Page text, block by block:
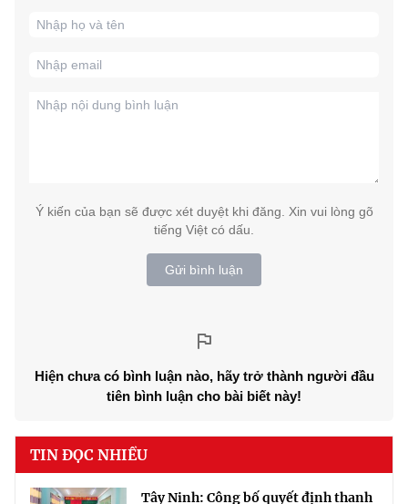
Ý kiến của bạn sẽ được xét duyệt khi đăng. Xin vui lòng gõ
tiếng Việt có dấu.
Gửi bình luận
Hiện chưa có bình luận nào, hãy trở thành người đầu
tiên bình luận cho bài biết này!
TIN ĐỌC NHIỀU
Tây Ninh: Công bố quyết định thanh